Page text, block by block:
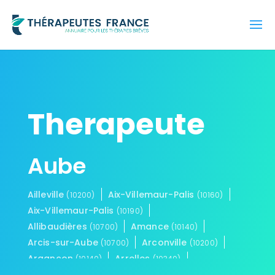
Therapeute
Aube
Ailleville (10200) Aix-Villemaur-Palis (10160)
Aix-Villemaur-Palis (10190)
Allibaudières (10700) Amance (10140)
Arcis-sur-Aube (10700) Arconville (10200)
Argançon (10140) Arrelles (10340)